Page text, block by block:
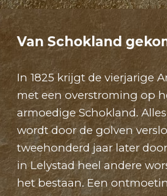
Van Schokland
In 1825 krijgt de vierjarige
met een overstroming op
armoedige Schokland.
wordt door de golven
tweehonderd jaar later
in Lelystad heel andere
het bestaan. Een